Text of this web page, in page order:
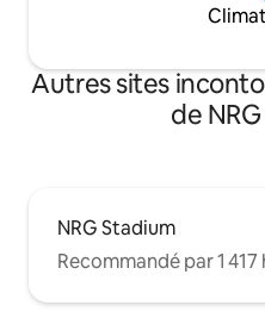
Autres sites
de
NRG Stadium
Recommandé par 1